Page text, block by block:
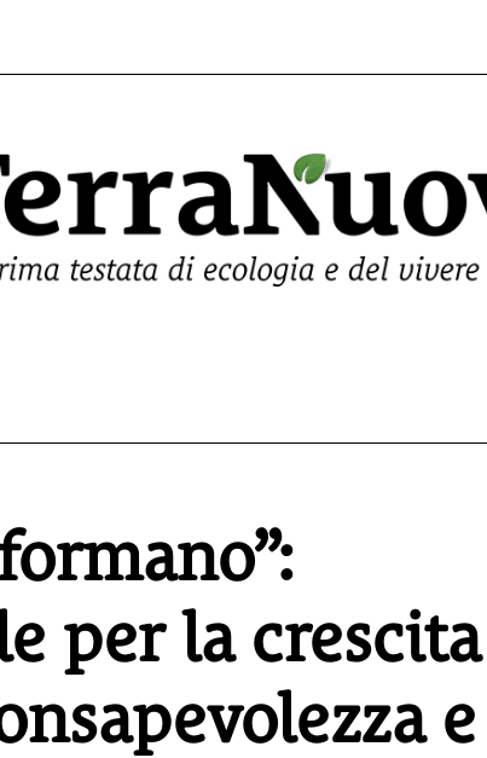
per la crescita
e